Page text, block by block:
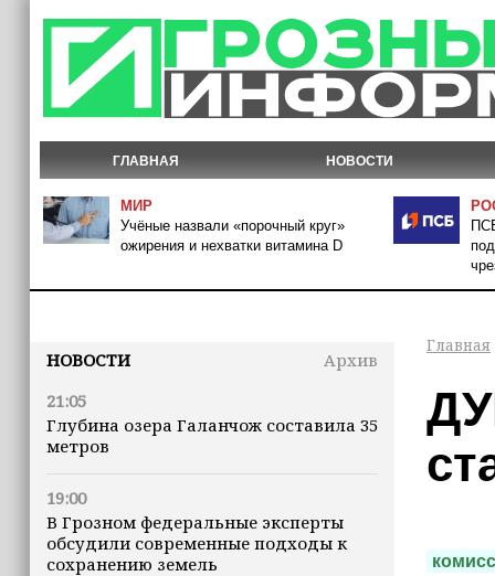
ГЛАВНАЯ НОВОСТИ
МИР
Учёные назвали «порочный круг»
ожирения и нехватки витамина D
НОВОСТИ
Архив
21:05
Глубина озера Галанчож составила 35
метров
19:00
В Грозном федеральные эксперты
обсудили современные подходы к
сохранению земель
Главная